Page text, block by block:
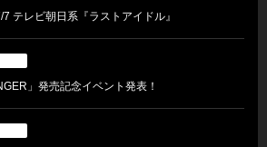
テレビ朝日系『ラストアイドル』
」発売記念イベント発表！